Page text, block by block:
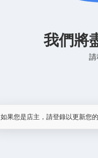
我們將
請
如果您是店主，請登錄以更新您的